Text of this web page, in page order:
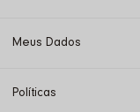
Meus Dados
Políticas